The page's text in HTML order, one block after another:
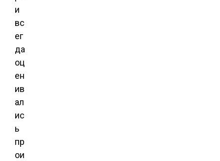
и
вс
ег
да
оц
ен
ив
ал
ис
ь
пр
ои